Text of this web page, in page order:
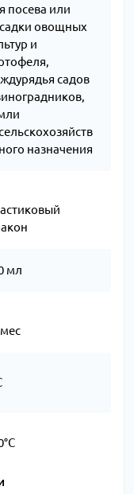
посева или
овощных
и
садов
назначения
мл